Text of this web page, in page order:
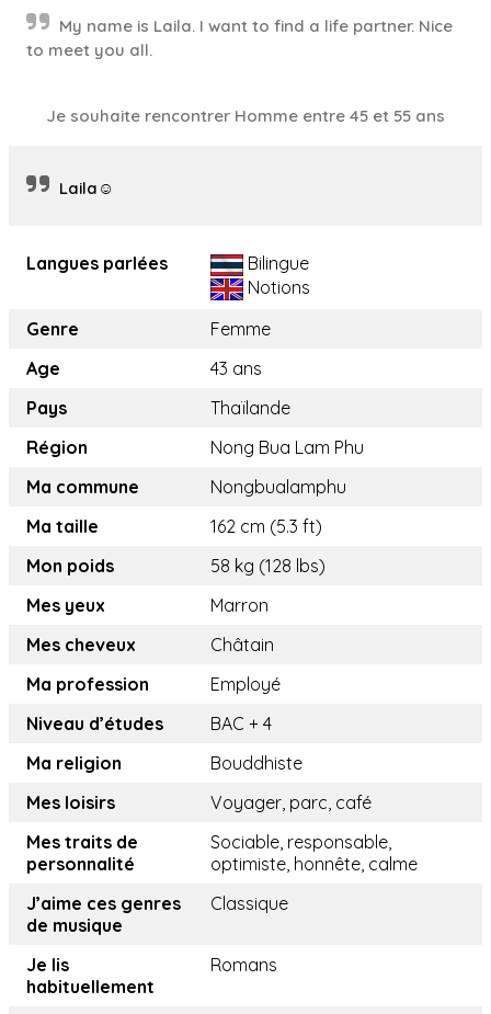
My name is Laila. I want to find a life partner. Nice
to meet you all.
Je souhaite rencontrer Homme entre 45 et 55 ans
Laila☺️
Langues parlées
Bilingue
Notions
Genre
Femme
Age
43 ans
Pays
Thaïlande
Région
Nong Bua Lam Phu
Ma commune
Nongbualamphu
Ma taille
162 cm (5.3 ft)
Mon poids
58 kg (128 lbs)
Mes yeux
Marron
Mes cheveux
Châtain
Ma profession
Employé
Niveau d’études
BAC + 4
Ma religion
Bouddhiste
Mes loisirs
Voyager, parc, café
Mes traits de
personnalité
Sociable, responsable,
optimiste, honnête, calme
J’aime ces genres
de musique
Classique
Je lis
habituellement
Romans